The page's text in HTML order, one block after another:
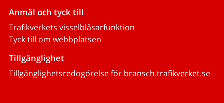
Anmäl och tyck till
Trafikverkets visselblåsarfunktion
Tyck till om webbplatsen
Tillgänglighet
Tillgänglighetsredogörelse för bransch.trafikverket.se